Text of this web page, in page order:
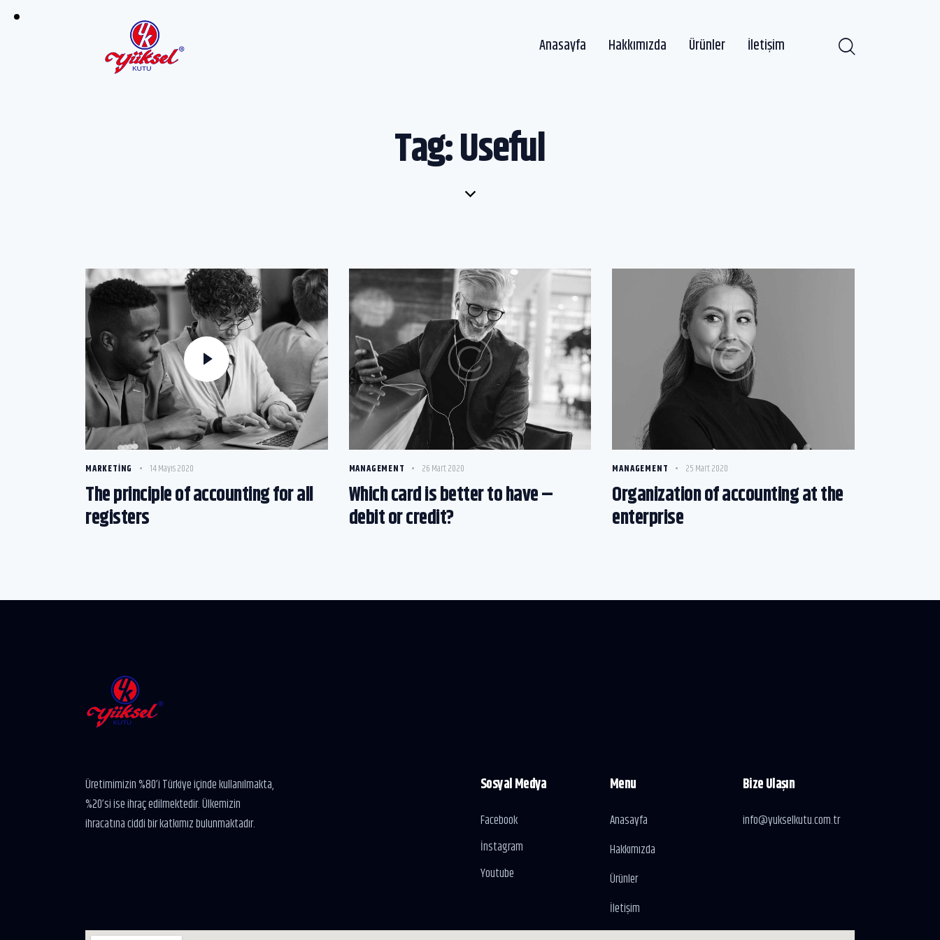
Anasayfa Hakkımızda Ürünler İletişim
Tag: Useful
MARKETING 14 Mayıs 2020
The principle of accounting for all
registers
MANAGEMENT 26 Mart 2020
Which card is better to have –
debit or credit?
MANAGEMENT 25 Mart 2020
Organization of accounting at the
enterprise
Üretimimizin %80’i Türkiye içinde kullanılmakta,
%20’si ise ihraç edilmektedir. Ülkemizin
ihracatına ciddi bir katkımız bulunmaktadır.
Sosyal Medya
Facebook
İnstagram
Youtube
Menu
Anasayfa
Hakkımızda
Ürünler
İletişim
Bize Ulaşın
info@yukselkutu.com.tr